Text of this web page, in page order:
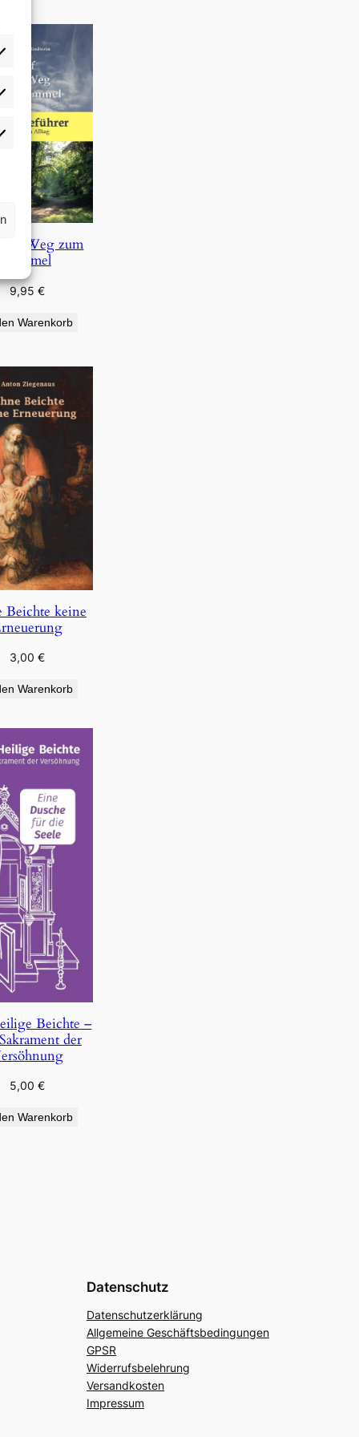
Weg zum
Himmel
9,95€
Warenkorb
Beichte keine
3,00€
Warenkorb
Beichte –
der
5,00€
Warenkorb
Datenschutz
Datenschutzerklärung
Allgemeine Geschäftsbedingungen
GPSR
Widerrufsbelehrung
Versandkosten
Impressum